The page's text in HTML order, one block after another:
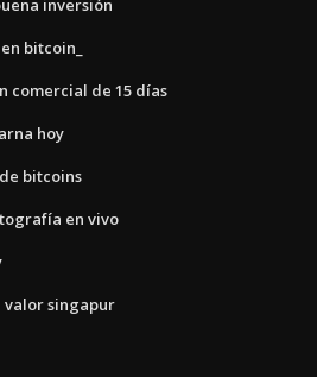
inversión
bitcoin_
comercial de 15 días
hoy
bitcoins
en vivo
valor singapur